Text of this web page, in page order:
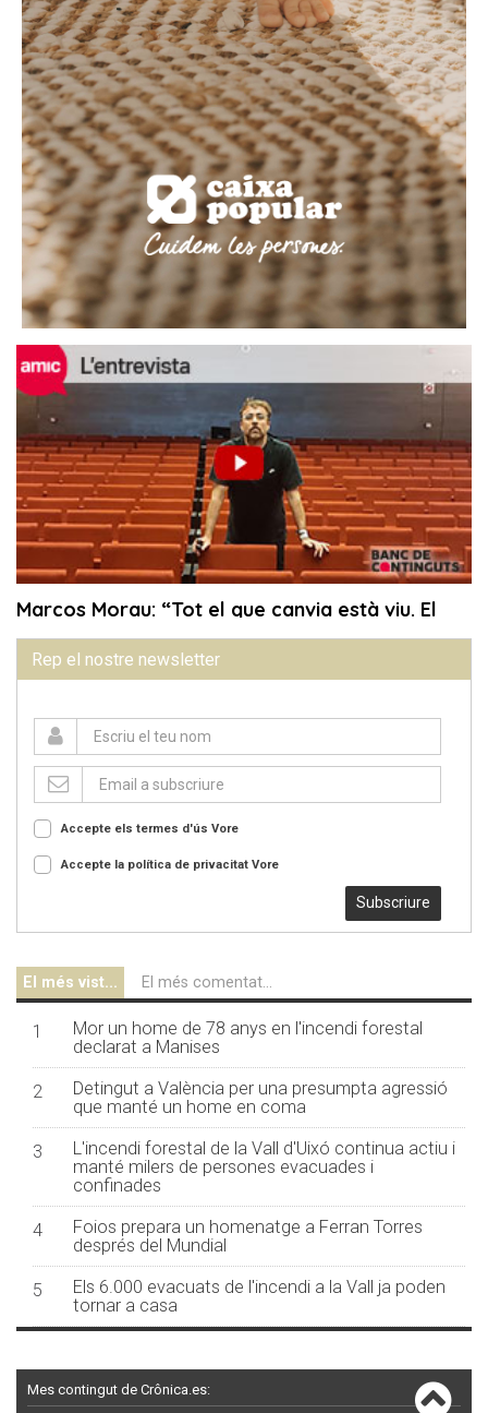
Rep el nostre newsletter
Accepte els termes d'ús Vore
Accepte la política de privacitat Vore
Subscriure
El més vist... El més comentat...
1
Mor un home de 78 anys en l'incendi forestal
declarat a Manises
2
Detingut a València per una presumpta agressió
que manté un home en coma
3
L'incendi forestal de la Vall d'Uixó continua actiu i
manté milers de persones evacuades i
confinades
4
Foios prepara un homenatge a Ferran Torres
després del Mundial
5
Els 6.000 evacuats de l'incendi a la Vall ja poden
tornar a casa
Mes contingut de Crônica.es: